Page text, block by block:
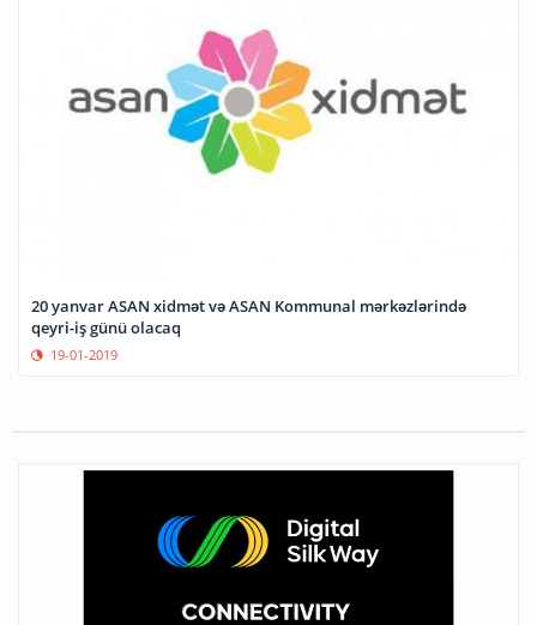
20 yanvar ASAN xidmət və ASAN Kommunal mərkəzlərində
qeyri-iş günü olacaq
19-01-2019